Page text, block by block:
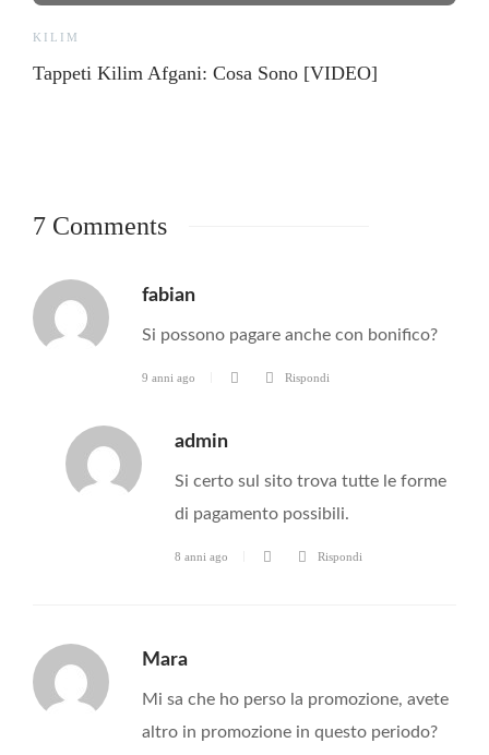
KILIM
Tappeti Kilim Afgani: Cosa Sono [VIDEO]
7 Comments
fabian
Si possono pagare anche con bonifico?
9 anni ago Rispondi
admin
Si certo sul sito trova tutte le forme
di pagamento possibili.
8 anni ago Rispondi
Mara
Mi sa che ho perso la promozione, avete
altro in promozione in questo periodo?